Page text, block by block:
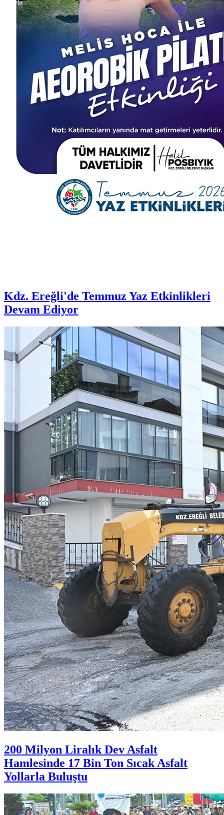
Kdz. Ereğli'de Temmuz Yaz Etkinlikleri
Devam Ediyor
200 Milyon Liralık Dev Asfalt
Hamlesinde 17 Bin Ton Sıcak Asfalt
Yollarla Buluştu